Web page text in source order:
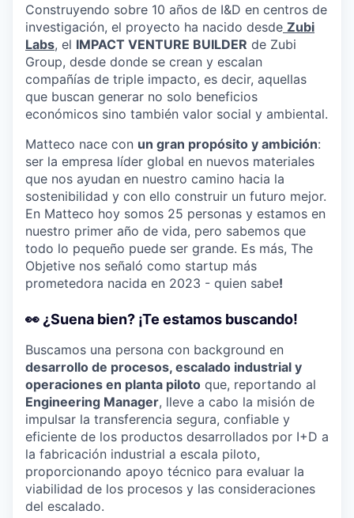
Construyendo sobre 10 años de I&D en centros de
investigación, el proyecto ha nacido desde Zubi
Labs, el IMPACT VENTURE BUILDER de Zubi
Group, desde donde se crean y escalan
compañías de triple impacto, es decir, aquellas
que buscan generar no solo beneficios
económicos sino también valor social y ambiental.
Matteco nace con un gran propósito y ambición:
ser la empresa líder global en nuevos materiales
que nos ayudan en nuestro camino hacia la
sostenibilidad y con ello construir un futuro mejor.
En Matteco hoy somos 25 personas y estamos en
nuestro primer año de vida, pero sabemos que
todo lo pequeño puede ser grande. Es más, The
Objetive nos señaló como startup más
prometedora nacida en 2023 - quien sabe!
👀 ¿Suena bien? ¡Te estamos buscando!
Buscamos una persona con background en
desarrollo de procesos, escalado industrial y
operaciones en planta piloto que, reportando al
Engineering Manager, lleve a cabo la misión de
impulsar la transferencia segura, confiable y
eficiente de los productos desarrollados por I+D a
la fabricación industrial a escala piloto,
proporcionando apoyo técnico para evaluar la
viabilidad de los procesos y las consideraciones
del escalado.